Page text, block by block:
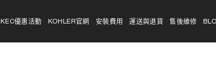
KEC優惠活動 KOHLER官網 安裝費用 運送與退貨 售後維修